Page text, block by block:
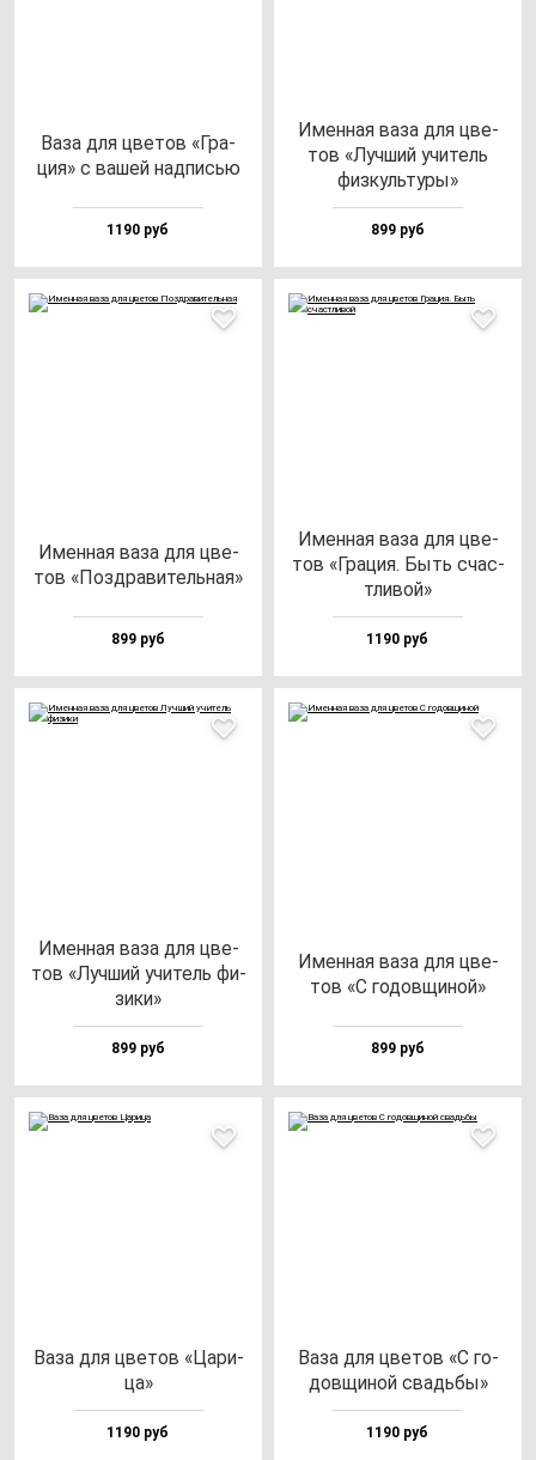
Ваза для цве­тов «Гра­
ция» с ва­шей над­писью
1190 руб
Имен­ная ва­за для цве­
тов «Луч­ший учи­тель
физ­куль­ту­ры»
899 руб
Имен­ная ва­за для цве­
тов «Поз­дра­ви­тель­ная»
899 руб
Имен­ная ва­за для цве­
тов «Гра­ция. Быть счас­
тли­вой»
1190 руб
Имен­ная ва­за для цве­
тов «Луч­ший учи­тель фи­
зи­ки»
899 руб
Имен­ная ва­за для цве­
тов «С го­дов­щи­ной»
899 руб
Ваза для цве­тов «Цари­
ца»
1190 руб
Ваза для цве­тов «С го­
дов­щи­ной свадь­бы»
1190 руб